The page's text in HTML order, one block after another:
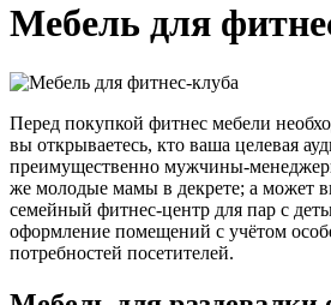
Мебель для
Перед покупкой фитнес мебели
вы открываетесь, кто ваша целевая
преимущественно мужчины-
же молодые мамы в декрете; а может
семейный фитнес-центр для пар с
оформление помещений с учётом
потребностей посетителей.